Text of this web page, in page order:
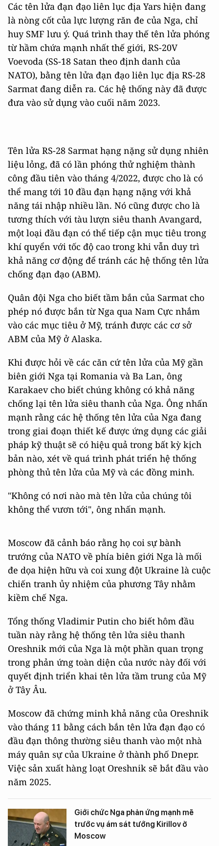
Các tên lửa đạn đạo liên lục địa Yars hiện đang
là nòng cốt của lực lượng răn đe của Nga, chỉ
huy SMF lưu ý. Quá trình thay thế tên lửa phóng
từ hầm chứa mạnh nhất thế giới, RS-20V
Voevoda (SS-18 Satan theo định danh của
NATO), bằng tên lửa đạn đạo liên lục địa RS-28
Sarmat đang diễn ra. Các hệ thống này đã được
đưa vào sử dụng vào cuối năm 2023.
Tên lửa RS-28 Sarmat hạng nặng sử dụng nhiên
liệu lỏng, đã có lần phóng thử nghiệm thành
công đầu tiên vào tháng 4/2022, được cho là có
thể mang tới 10 đầu đạn hạng nặng với khả
năng tái nhập nhiều lần. Nó cũng được cho là
tương thích với tàu lượn siêu thanh Avangard,
một loại đầu đạn có thể tiếp cận mục tiêu trong
khí quyển với tốc độ cao trong khi vẫn duy trì
khả năng cơ động để tránh các hệ thống tên lửa
chống đạn đạo (ABM).
Quân đội Nga cho biết tầm bắn của Sarmat cho
phép nó được bắn từ Nga qua Nam Cực nhắm
vào các mục tiêu ở Mỹ, tránh được các cơ sở
ABM của Mỹ ở Alaska.
Khi được hỏi về các căn cứ tên lửa của Mỹ gần
biên giới Nga tại Romania và Ba Lan, ông
Karakaev cho biết chúng không có khả năng
chống lại tên lửa siêu thanh của Nga. Ông nhấn
mạnh rằng các hệ thống tên lửa của Nga đang
trong giai đoạn thiết kế được ứng dụng các giải
pháp kỹ thuật sẽ có hiệu quả trong bất kỳ kịch
bản nào, xét về quá trình phát triển hệ thống
phòng thủ tên lửa của Mỹ và các đồng minh.
"Không có nơi nào mà tên lửa của chúng tôi
không thể vươn tới", ông nhấn mạnh.
Moscow đã cảnh báo rằng họ coi sự bành
trướng của NATO về phía biên giới Nga là mối
đe dọa hiện hữu và coi xung đột Ukraine là cuộc
chiến tranh ủy nhiệm của phương Tây nhằm
kiềm chế Nga.
Tổng thống Vladimir Putin cho biết hôm đầu
tuần này rằng hệ thống tên lửa siêu thanh
Oreshnik mới của Nga là một phần quan trọng
trong phản ứng toàn diện của nước này đối với
quyết định triển khai tên lửa tầm trung của Mỹ
ở Tây Âu.
Moscow đã chứng minh khả năng của Oreshnik
vào tháng 11 bằng cách bắn tên lửa đạn đạo có
đầu đạn thông thường siêu thanh vào một nhà
máy quân sự của Ukraine ở thành phố Dnepr.
Việc sản xuất hàng loạt Oreshnik sẽ bắt đầu vào
năm 2025.
Giới chức Nga phản ứng mạnh mẽ
trước vụ ám sát tướng Kirillov ở
Moscow